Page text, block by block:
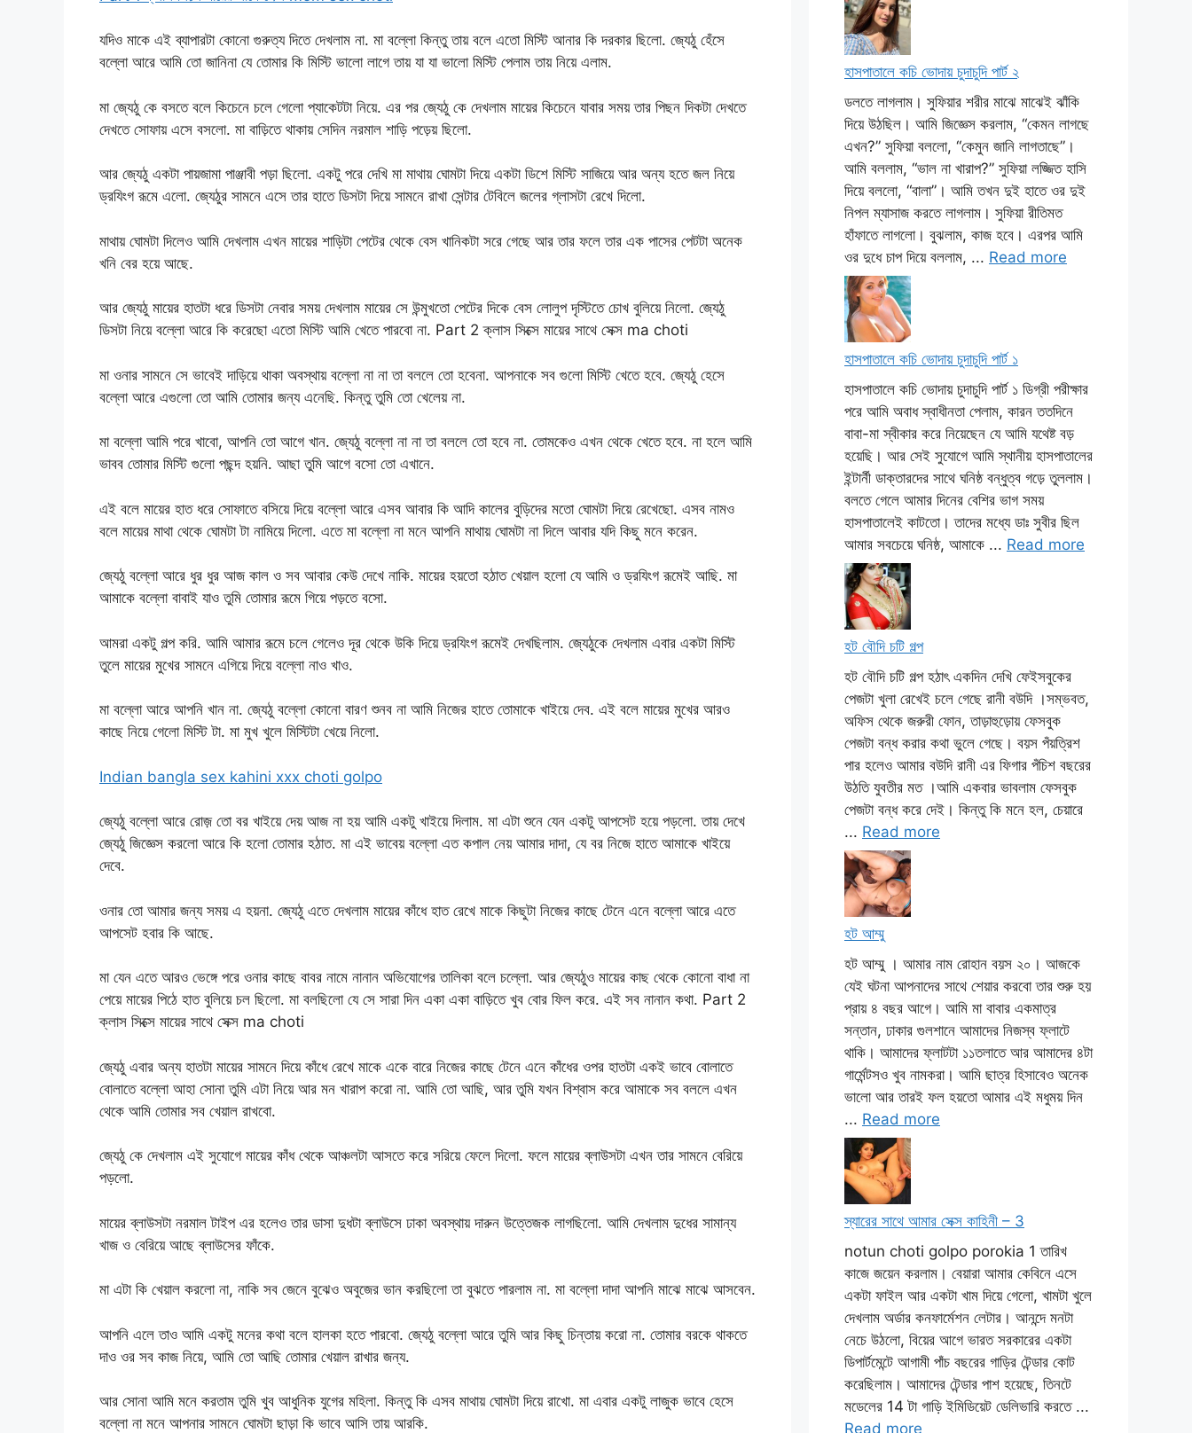
যদিও মাকে এই ব্যাপারটা কোনো গুরুত্য দিতে দেখলাম না. মা বল্লো কিন্তু তায় বলে এতো মিস্টি আনার কি দরকার ছিলো. জ্যেঠু হেঁসে
বল্লো আরে আমি তো জানিনা যে তোমার কি মিস্টি ভালো লাগে তায় যা যা ভালো মিস্টি পেলাম তায় নিয়ে এলাম.
মা জ্যেঠু কে বসতে বলে কিচেনে চলে গেলো প্যাকেটটা নিয়ে. এর পর জ্যেঠু কে দেখলাম মায়ের কিচেনে যাবার সময় তার পিছন দিকটা দেখতে
দেখতে সোফায় এসে বসলো. মা বাড়িতে থাকায় সেদিন নরমাল শাড়ি পড়েয় ছিলো.
আর জ্যেঠু একটা পায়জামা পাঞ্জাবী পড়া ছিলো. একটু পরে দেখি মা মাথায় ঘোমটা দিয়ে একটা ডিশে মিস্টি সাজিয়ে আর অন্য হতে জল নিয়ে
ড্রযিংগ রূমে এলো. জ্যেঠুর সামনে এসে তার হাতে ডিসটা দিয়ে সামনে রাখা সেন্টার টেবিলে জলের গ্লাসটা রেখে দিলো.
মাথায় ঘোমটা দিলেও আমি দেখলাম এখন মায়ের শাড়িটা পেটের থেকে বেস খানিকটা সরে গেছে আর তার ফলে তার এক পাসের পেটটা অনেক
খনি বের হয়ে আছে.
আর জ্যেঠু মায়ের হাতটা ধরে ডিসটা নেবার সময় দেখলাম মায়ের সে উন্মুখতো পেটের দিকে বেস লোলুপ দৃস্টিতে চোখ বুলিয়ে নিলো. জ্যেঠু
ডিসটা নিয়ে বল্লো আরে কি করেছো এতো মিস্টি আমি খেতে পারবো না. Part 2 ক্লাস সিক্সে মায়ের সাথে সেক্স ma choti
মা ওনার সামনে সে ভাবেই দাড়িয়ে থাকা অবস্থায় বল্লো না না তা বললে তো হবেনা. আপনাকে সব গুলো মিস্টি খেতে হবে. জ্যেঠু হেসে
বল্লো আরে এগুলো তো আমি তোমার জন্য এনেছি. কিন্তু তুমি তো খেলেয় না.
মা বল্লো আমি পরে খাবো, আপনি তো আগে খান. জ্যেঠু বল্লো না না তা বললে তো হবে না. তোমকেও এখন থেকে খেতে হবে. না হলে আমি
ভাবব তোমার মিস্টি গুলো পছন্দ হয়নি. আছা তুমি আগে বসো তো এখানে.
এই বলে মায়ের হাত ধরে সোফাতে বসিয়ে দিয়ে বল্লো আরে এসব আবার কি আদি কালের বুড়িদের মতো ঘোমটা দিয়ে রেখেছো. এসব নামও
বলে মায়ের মাথা থেকে ঘোমটা টা নামিয়ে দিলো. এতে মা বল্লো না মনে আপনি মাথায় ঘোমটা না দিলে আবার যদি কিছু মনে করেন.
জ্যেঠু বল্লো আরে ধুর ধুর আজ কাল ও সব আবার কেউ দেখে নাকি. মায়ের হয়তো হঠাত খেয়াল হলো যে আমি ও ড্রযিংগ রূমেই আছি. মা
আমাকে বল্লো বাবাই যাও তুমি তোমার রূমে গিয়ে পড়তে বসো.
আমরা একটু গল্প করি. আমি আমার রূমে চলে গেলেও দূর থেকে উকি দিয়ে ড্রযিংগ রূমেই দেখছিলাম. জ্যেঠুকে দেখলাম এবার একটা মিস্টি
তুলে মায়ের মুখের সামনে এগিয়ে দিয়ে বল্লো নাও খাও.
মা বল্লো আরে আপনি খান না. জ্যেঠু বল্লো কোনো বারণ শুনব না আমি নিজের হাতে তোমাকে খাইয়ে দেব. এই বলে মায়ের মুখের আরও
কাছে নিয়ে গেলো মিস্টি টা. মা মুখ খুলে মিস্টিটা খেয়ে নিলো.
Indian bangla sex kahini xxx choti golpo
জ্যেঠু বল্লো আরে রোজ় তো বর খাইয়ে দেয় আজ না হয় আমি একটু খাইয়ে দিলাম. মা এটা শুনে যেন একটু আপসেট হয়ে পড়লো. তায় দেখে
জ্যেঠু জিজ্ঞেস করলো আরে কি হলো তোমার হঠাত. মা এই ভাবেয় বল্লো এত কপাল নেয় আমার দাদা, যে বর নিজে হাতে আমাকে খাইয়ে
দেবে.
ওনার তো আমার জন্য সময় এ হয়না. জ্যেঠু এতে দেখলাম মায়ের কাঁধে হাত রেখে মাকে কিছুটা নিজের কাছে টেনে এনে বল্লো আরে এতে
আপসেট হবার কি আছে.
মা যেন এতে আরও ভেঙ্গে পরে ওনার কাছে বাবর নামে নানান অভিযোগের তালিকা বলে চল্লো. আর জ্যেঠুও মায়ের কাছ থেকে কোনো বাধা না
পেয়ে মায়ের পিঠে হাত বুলিয়ে চল ছিলো. মা বলছিলো যে সে সারা দিন একা একা বাড়িতে খুব বোর ফিল করে. এই সব নানান কথা. Part 2
ক্লাস সিক্সে মায়ের সাথে সেক্স ma choti
জ্যেঠু এবার অন্য হাতটা মায়ের সামনে দিয়ে কাঁধে রেখে মাকে একে বারে নিজের কাছে টেনে এনে কাঁধের ওপর হাতটা একই ভাবে বোলাতে
বোলাতে বল্লো আহা সোনা তুমি এটা নিয়ে আর মন খারাপ করো না. আমি তো আছি, আর তুমি যখন বিশ্বাস করে আমাকে সব বললে এখন
থেকে আমি তোমার সব খেয়াল রাখবো.
জ্যেঠু কে দেখলাম এই সুযোগে মায়ের কাঁধ থেকে আঞ্চলটা আসতে করে সরিয়ে ফেলে দিলো. ফলে মায়ের ব্লাউসটা এখন তার সামনে বেরিয়ে
পড়লো.
মায়ের ব্লাউসটা নরমাল টাইপ এর হলেও তার ডাসা দুধটা ব্লাউসে ঢাকা অবস্থায় দারুন উত্তেজক লাগছিলো. আমি দেখলাম দুধের সামান্য
খাজ ও বেরিয়ে আছে ব্লাউসের ফাঁকে.
মা এটা কি খেয়াল করলো না, নাকি সব জেনে বুঝেও অবুজের ভান করছিলো তা বুঝতে পারলাম না. মা বল্লো দাদা আপনি মাঝে মাঝে আসবেন.
আপনি এলে তাও আমি একটু মনের কথা বলে হালকা হতে পারবো. জ্যেঠু বল্লো আরে তুমি আর কিছু চিন্তায় করো না. তোমার বরকে থাকতে
দাও ওর সব কাজ নিয়ে, আমি তো আছি তোমার খেয়াল রাখার জন্য.
আর সোনা আমি মনে করতাম তুমি খুব আধুনিক যুগের মহিলা. কিন্তু কি এসব মাথায় ঘোমটা দিয়ে রাখো. মা এবার একটু লাজুক ভাবে হেসে
বল্লো না মনে আপনার সামনে ঘোমটা ছাড়া কি ভাবে আসি তায় আরকি.
হাসপাতালে কচি ভোদায় চুদাচুদি পার্ট ২
ডলতে লাগলাম। সুফিয়ার শরীর মাঝে মাঝেই ঝাঁকি
দিয়ে উঠছিল। আমি জিজ্ঞেস করলাম, “কেমন লাগছে
এখন?” সুফিয়া বললো, “কেমুন জানি লাগতাছে”।
আমি বললাম, “ভাল না খারাপ?” সুফিয়া লজ্জিত হাসি
দিয়ে বললো, “বালা”। আমি তখন দুই হাতে ওর দুই
নিপল ম্যাসাজ করতে লাগলাম। সুফিয়া রীতিমত
হাঁফাতে লাগলো। বুঝলাম, কাজ হবে। এরপর আমি
ওর দুধে চাপ দিয়ে বললাম, ... Read more
হাসপাতালে কচি ভোদায় চুদাচুদি পার্ট ১
হাসপাতালে কচি ভোদায় চুদাচুদি পার্ট ১ ডিগ্রী পরীক্ষার
পরে আমি অবাধ স্বাধীনতা পেলাম, কারন ততদিনে
বাবা-মা স্বীকার করে নিয়েছেন যে আমি যথেষ্ট বড়
হয়েছি। আর সেই সুযোগে আমি স্থানীয় হাসপাতালের
ইন্টার্নী ডাক্তারদের সাথে ঘনিষ্ঠ বন্ধুত্ব গড়ে তুললাম।
বলতে গেলে আমার দিনের বেশির ভাগ সময়
হাসপাতালেই কাটতো। তাদের মধ্যে ডাঃ সুবীর ছিল
আমার সবচেয়ে ঘনিষ্ঠ, আমাকে ... Read more
হট বৌদি চটি গল্প
হট বৌদি চটি গল্প হঠাৎ একদিন দেখি ফেইসবুকের
পেজটা খুলা রেখেই চলে গেছে রানী বউদি ।সম্ভবত,
অফিস থেকে জরুরী ফোন, তাড়াহুড়োয় ফেসবুক
পেজটা বন্ধ করার কথা ভুলে গেছে। বয়স পঁয়ত্রিশ
পার হলেও আমার বউদি রানী এর ফিগার পঁচিশ বছরের
উঠতি যুবতীর মত ।আমি একবার ভাবলাম ফেসবুক
পেজটা বন্ধ করে দেই। কিন্তু কি মনে হল, চেয়ারে
... Read more
হট আম্মু
হট আম্মু । আমার নাম রোহান বয়স ২০। আজকে
যেই ঘটনা আপনাদের সাথে শেয়ার করবো তার শুরু হয়
প্রায় ৪ বছর আগে। আমি মা বাবার একমাত্র
সন্তান, ঢাকার গুলশানে আমাদের নিজস্ব ফ্লাটে
থাকি। আমাদের ফ্লাটটা ১১তলাতে আর আমাদের ৪টা
গার্মেন্টসও খুব নামকরা। আমি ছাত্র হিসাবেও অনেক
ভালো আর তারই ফল হয়তো আমার এই মধুময় দিন
... Read more
স্যারের সাথে আমার সেক্স কাহিনী – 3
notun choti golpo porokia 1 তারিখ
কাজে জয়েন করলাম। বেয়ারা আমার কেবিনে এসে
একটা ফাইল আর একটা খাম দিয়ে গেলো, খামটা খুলে
দেখলাম অর্ডার কনফার্মেশন লেটার। আনন্দে মনটা
নেচে উঠলো, বিয়ের আগে ভারত সরকারের একটা
ডিপার্টমেন্টে আগামী পাঁচ বছরের গাড়ির টেন্ডার কোট
করেছিলাম। আমাদের টেন্ডার পাশ হয়েছে, তিনটে
মডেলের 14 টা গাড়ি ইমিডিয়েট ডেলিভারি করতে ...
Read more